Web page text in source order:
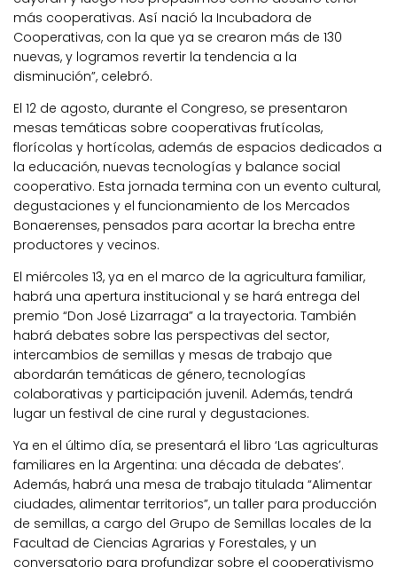
más cooperativas. Así nació la Incubadora de
Cooperativas, con la que ya se crearon más de 130
nuevas, y logramos revertir la tendencia a la
disminución”, celebró.
El 12 de agosto, durante el Congreso, se presentaron
mesas temáticas sobre cooperativas frutícolas,
florícolas y hortícolas, además de espacios dedicados a
la educación, nuevas tecnologías y balance social
cooperativo. Esta jornada termina con un evento cultural,
degustaciones y el funcionamiento de los Mercados
Bonaerenses, pensados para acortar la brecha entre
productores y vecinos.
El miércoles 13, ya en el marco de la agricultura familiar,
habrá una apertura institucional y se hará entrega del
premio “Don José Lizarraga” a la trayectoria. También
habrá debates sobre las perspectivas del sector,
intercambios de semillas y mesas de trabajo que
abordarán temáticas de género, tecnologías
colaborativas y participación juvenil. Además, tendrá
lugar un festival de cine rural y degustaciones.
Ya en el último día, se presentará el libro ‘Las agriculturas
familiares en la Argentina: una década de debates’.
Además, habrá una mesa de trabajo titulada “Alimentar
ciudades, alimentar territorios”, un taller para producción
de semillas, a cargo del Grupo de Semillas locales de la
Facultad de Ciencias Agrarias y Forestales, y un
conversatorio para profundizar sobre el cooperativismo